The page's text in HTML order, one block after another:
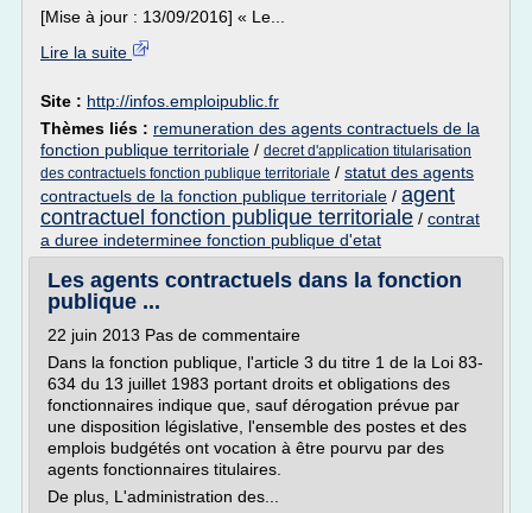
[Mise à jour : 13/09/2016] « Le...
Lire la suite
Site : http://infos.emploipublic.fr
Thèmes liés : remuneration des agents contractuels de la
fonction publique territoriale / decret d'application titularisation
des contractuels fonction publique territoriale / statut des agents
contractuels de la fonction publique territoriale / agent
contractuel fonction publique territoriale / contrat
a duree indeterminee fonction publique d'etat
Les agents contractuels dans la fonction
publique ...
22 juin 2013 Pas de commentaire
Dans la fonction publique, l'article 3 du titre 1 de la Loi 83-
634 du 13 juillet 1983 portant droits et obligations des
fonctionnaires indique que, sauf dérogation prévue par
une disposition législative, l'ensemble des postes et des
emplois budgétés ont vocation à être pourvu par des
agents fonctionnaires titulaires.
De plus, L'administration des...